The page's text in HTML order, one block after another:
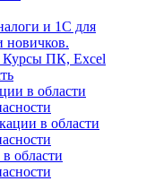
и 1С для
новичков.
Курсы ПК, Excel
в области
в области
области